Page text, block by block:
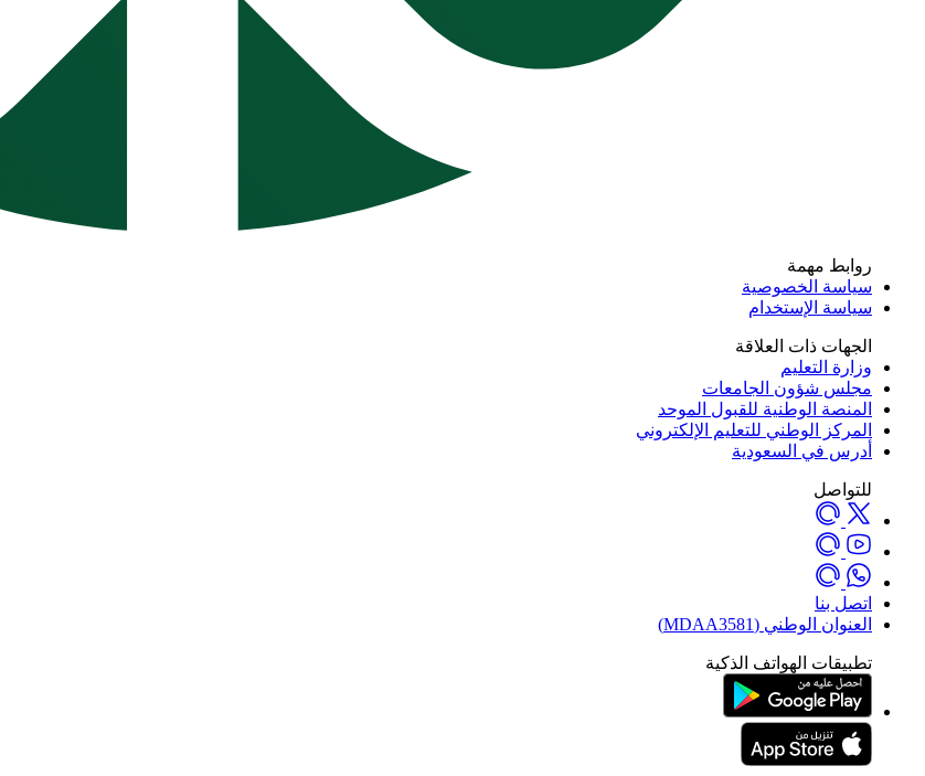
روابط مهمة
سياسة الخصوصية
سياسة الإستخدام
الجهات ذات العلاقة
وزارة التعليم
مجلس شؤون الجامعات
المنصة الوطنية للقبول الموحد
المركز الوطني للتعليم الإلكتروني
أدرس في السعودية
للتواصل
اتصل بنا
العنوان الوطني (MDAA3581)
تطبيقات الهواتف الذكية